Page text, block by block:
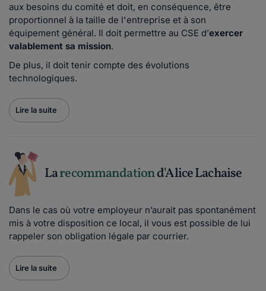
aux besoins du comité et doit, en conséquence, être
proportionnel à la taille de l'entreprise et à son
équipement général. Il doit permettre au CSE d’exercer
valablement sa mission.
De plus, il doit tenir compte des évolutions
technologiques.
Lire la suite
Larecommandationd'Alice Lachaise
Dans le cas où votre employeur n’aurait pas spontanément
mis à votre disposition ce local, il vous est possible de lui
rappeler son obligation légale par courrier.
Lire la suite